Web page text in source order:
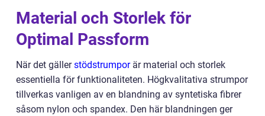
Material och Storlek för
Optimal Passform
När det gällerstödstrumporär material och storlek
essentiella för funktionaliteten. Högkvalitativa strumpor
tillverkas vanligen av en blandning av syntetiska fibrer
såsom nylon och spandex. Den här blandningen ger